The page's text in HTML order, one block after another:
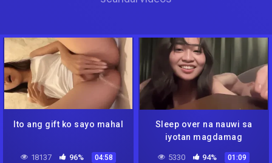
Ito ang gift ko sayo mahal
18137 96% 04:58
Sleep over na nauwi sa
iyotan magdamag
5330 94% 01:09